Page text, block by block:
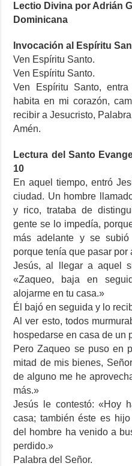
Lectio Divina por Adrián
Dominicana
Invocación al Espíritu
Ven Espíritu Santo.
Ven Espíritu Santo.
Ven Espíritu Santo,
habita en mi corazón,
recibir a Jesucristo,
Amén.
Lectura del Santo
10
En aquel tiempo, entró
ciudad. Un hombre
y rico, trataba de
gente se lo impedía,
más adelante y se
porque tenía que pasar por
Jesús, al llegar a aquel
«Zaqueo, baja en
alojarme en tu casa.»
Él bajó en seguida y lo
Al ver esto, todos
hospedarse en casa de un
Pero Zaqueo se puso en
mitad de mis bienes,
de alguno me he
más.»
Jesús le contestó: «Hoy
casa; también éste es
del hombre ha venido a
perdido.»
Palabra del Señor.